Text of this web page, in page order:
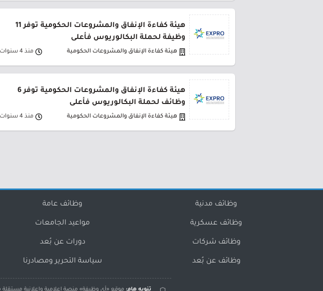
هيئة كفاءة الإنفاق والمشروعات الحكومية توفر 11
وظيفة لحملة البكالوريوس فأعلى
هيئة كفاءة الإنفاق والمشروعات الحكومية منذ 4 سنوات
هيئة كفاءة الإنفاق والمشروعات الحكومية توفر 6
وظائف لحملة البكالوريوس فأعلى
هيئة كفاءة الإنفاق والمشروعات الحكومية منذ 4 سنوات
وظائف مدنية
وظائف عسكرية
وظائف شركات
وظائف عن بُعد
وظائف عامة
مواعيد الجامعات
دورات عن بُعد
سياسة التحرير ومصادرنا
تنويه هام: موقع «أي وظيفة» منصة إعلامية وإعلانية